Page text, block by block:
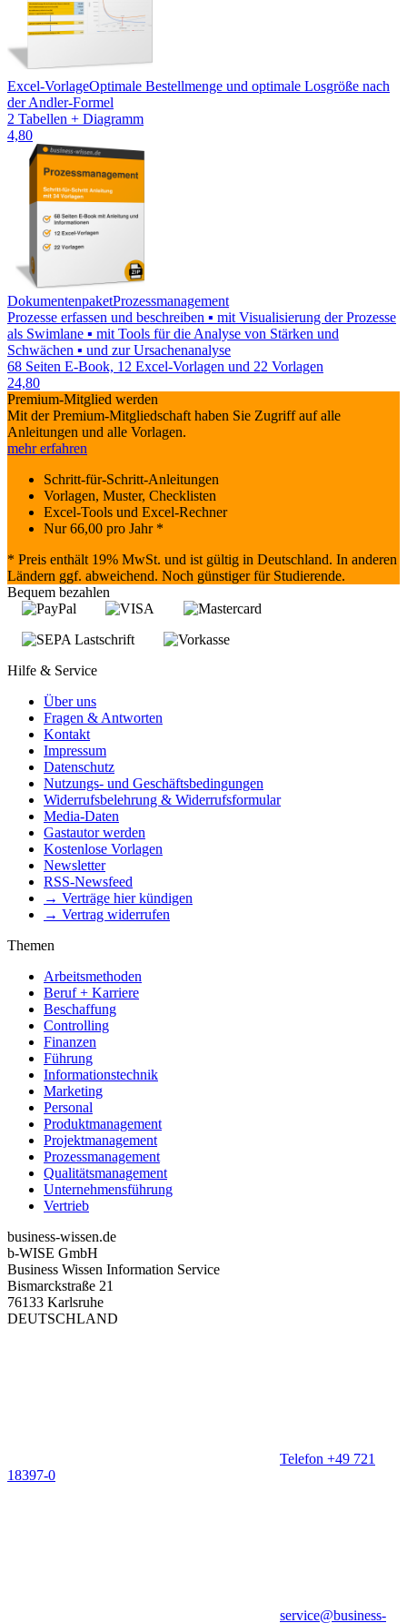
Excel-VorlageOptimale Bestellmenge und optimale Losgröße nach
der Andler-Formel
2 Tabellen + Diagramm
4,80
DokumentenpaketProzessmanagement
Prozesse erfassen und beschreiben ▪ mit Visualisierung der Prozesse
als Swimlane ▪ mit Tools für die Analyse von Stärken und
Schwächen ▪ und zur Ursachenanalyse
68 Seiten E-Book, 12 Excel-Vorlagen und 22 Vorlagen
24,80
Premium-Mitglied werden
Mit der Premium-Mitgliedschaft haben Sie Zugriff auf alle
Anleitungen und alle Vorlagen.
mehr erfahren
Schritt-für-Schritt-Anleitungen
Vorlagen, Muster, Checklisten
Excel-Tools und Excel-Rechner
Nur66,00 pro Jahr *
* Preis enthält 19% MwSt. und ist gültig in Deutschland. In anderen
Ländern ggf. abweichend. Noch günstiger für Studierende.
Bequem bezahlen
Hilfe & Service
Über uns
Fragen & Antworten
Kontakt
Impressum
Datenschutz
Nutzungs- und Geschäftsbedingungen
Widerrufsbelehrung & Widerrufsformular
Media-Daten
Gastautor werden
Kostenlose Vorlagen
Newsletter
RSS-Newsfeed
→ Verträge hier kündigen
→ Vertrag widerrufen
Themen
Arbeitsmethoden
Beruf + Karriere
Beschaffung
Controlling
Finanzen
Führung
Informationstechnik
Marketing
Personal
Produktmanagement
Projektmanagement
Prozessmanagement
Qualitätsmanagement
Unternehmensführung
Vertrieb
business-wissen.de
b-WISE GmbH
Business Wissen Information Service
Bismarckstraße 21
76133 Karlsruhe
DEUTSCHLAND
Telefon +49 721
18397-0
service@business-